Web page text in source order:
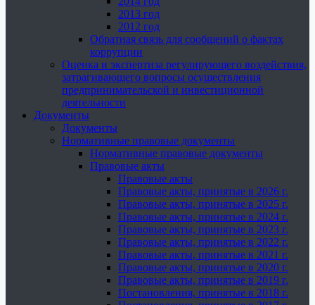
2013 год
2012 год
Обратная связь для сообщений о фактах
коррупции
Оценка и экспертиза регулирующего воздействия,
затрагивающего вопросы осуществления
предпринимательской и инвестиционной
деятельности
Документы
Документы
Нормативные правовые документы
Нормативные правовые документы
Правовые акты
Правовые акты
Правовые акты, принятые в 2026 г.
Правовые акты, принятые в 2025 г.
Правовые акты, принятые в 2024 г.
Правовые акты, принятые в 2023 г.
Правовые акты, принятые в 2022 г.
Правовые акты, принятые в 2021 г.
Правовые акты, принятые в 2020 г.
Правовые акты, принятые в 2019 г.
Постановления, принятые в 2018 г.